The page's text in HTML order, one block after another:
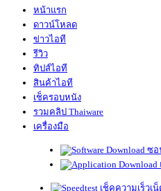
หน้าแรก
ดาวน์โหลด
ข่าวไอที
รีวิว
ทิปส์ไอที
สินค้าไอที
เช็ครอบหนัง
รวมคลิป Thaiware
เครื่องมือ
ซอ
เช็คความเร็วเน็